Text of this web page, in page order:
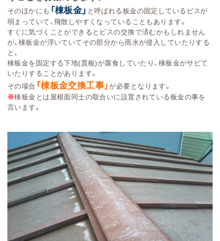
そのほかにも 「棟板金」 と呼ばれる板金の固定しているビスが
弱まっていて、飛散しやすくなっていることもあります。
すぐに気づくことができるとビスの交換で済むかもしれません
が、棟板金が浮いていてその部分から雨水が侵入していたりする
と、
棟板金を固定する下地(貫板)が腐食していたり、棟板金がサビて
いたりすることがあります。
その場合 「棟板金交換工事」 が必要となります。
※棟板金とは屋根面同士の取合いに設置されている板金の事を
言います。